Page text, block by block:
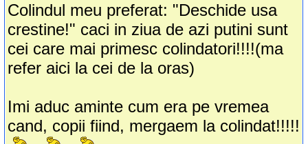
Colindul meu preferat: "Deschide usa
crestine!" caci in ziua de azi putini sunt
cei care mai primesc colindatori!!!!(ma
refer aici la cei de la oras)
Imi aduc aminte cum era pe vremea
cand, copii fiind, mergaem la colindat!!!!!